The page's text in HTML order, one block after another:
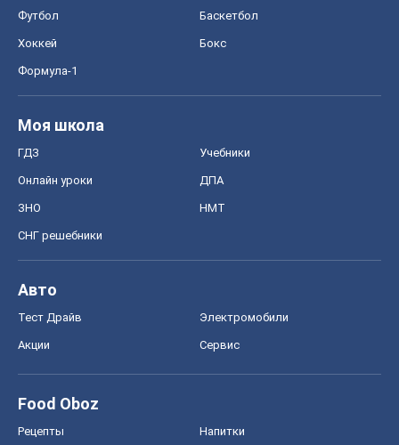
Футбол Баскетбол
Хоккей Бокс
Формула-1
Моя школа
ГДЗ Учебники
Онлайн уроки ДПА
ЗНО НМТ
СНГ решебники
Авто
Тест Драйв Электромобили
Акции Сервис
Food Oboz
Рецепты Напитки